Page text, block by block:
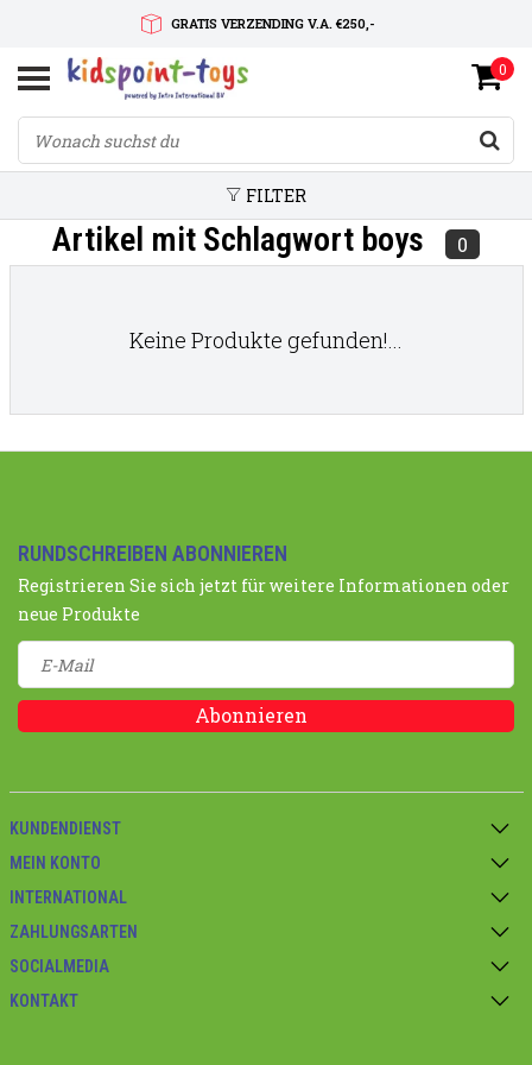
GRATIS VERZENDING V.A. €250,-
SNELLE LEVERTIJD
SERVICE OP MAAT
0
FILTER
Artikel mit Schlagwort boys 0
Keine Produkte gefunden!...
RUNDSCHREIBEN ABONNIEREN
Registrieren Sie sich jetzt für weitere Informationen oder
neue Produkte
Abonnieren
KUNDENDIENST
MEIN KONTO
INTERNATIONAL
ZAHLUNGSARTEN
SOCIALMEDIA
KONTAKT